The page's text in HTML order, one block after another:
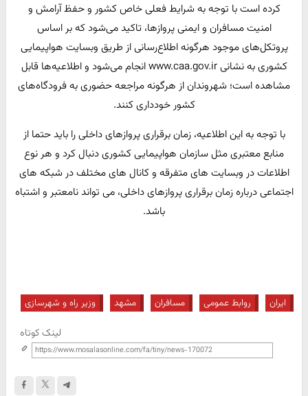
کرده است با توجه به شرایط فعلی خاص کشور و حفظ آرامش و
امنیت مسافران و ایمنی پروازها، تاکید می‌شود که بر اساس
پروتکل‌های موجود هرگونه اطلاع‌رسانی از طریق وبسایت هواپیمایی
کشوری به نشانی www.caa.gov.ir انجام می‌شود و اطلاعیه‌ها قابل
مشاهده است؛ شهروندان از هرگونه مراجعه حضوری به فرودگاه‌های
کشور خودداری کنند.
با توجه به این اطلاعیه، زمان برقراری پروازهای داخلی را باید حتما از
منابع معتبری مثل سازمان هواپیمایی کشوری دنبال کرد و هر نوع
اطلاعات در وبسایت های متفرقه و کانال های مختلف در شبکه های
اجتماعی درباره زمان برقراری پروازهای داخلی، می تواند نامعتبر و اشتباه
باشد.
ایران روابط عمومی مسافران مشهد وزیر راه و شهرسازی
لینک کوتاه